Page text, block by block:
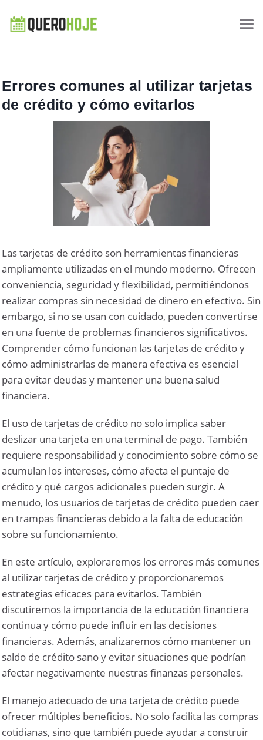
Errores comunes al utilizar tarjetas
de crédito y cómo evitarlos
Las tarjetas de crédito son herramientas financieras
ampliamente utilizadas en el mundo moderno. Ofrecen
conveniencia, seguridad y flexibilidad, permitiéndonos
realizar compras sin necesidad de dinero en efectivo. Sin
embargo, si no se usan con cuidado, pueden convertirse
en una fuente de problemas financieros significativos.
Comprender cómo funcionan las tarjetas de crédito y
cómo administrarlas de manera efectiva es esencial
para evitar deudas y mantener una buena salud
financiera.
El uso de tarjetas de crédito no solo implica saber
deslizar una tarjeta en una terminal de pago. También
requiere responsabilidad y conocimiento sobre cómo se
acumulan los intereses, cómo afecta el puntaje de
crédito y qué cargos adicionales pueden surgir. A
menudo, los usuarios de tarjetas de crédito pueden caer
en trampas financieras debido a la falta de educación
sobre su funcionamiento.
En este artículo, exploraremos los errores más comunes
al utilizar tarjetas de crédito y proporcionaremos
estrategias eficaces para evitarlos. También
discutiremos la importancia de la educación financiera
continua y cómo puede influir en las decisiones
financieras. Además, analizaremos cómo mantener un
saldo de crédito sano y evitar situaciones que podrían
afectar negativamente nuestras finanzas personales.
El manejo adecuado de una tarjeta de crédito puede
ofrecer múltiples beneficios. No solo facilita las compras
cotidianas, sino que también puede ayudar a construir